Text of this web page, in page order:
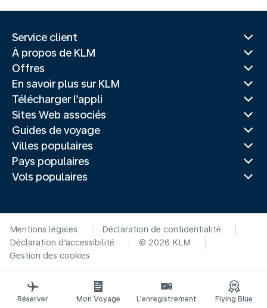
Service client
À propos de KLM
Offres
En savoir plus sur KLM
Télécharger l’appli
Sites Web associés
Guides de voyage
Villes populaires
Pays populaires
Vols populaires
Mentions légales
Déclaration de confidentialité
Déclaration d’accessibilité
© 2026 KLM
Gestion des cookies
Réserver Mon Voyage L’enregistrement Flying Blue